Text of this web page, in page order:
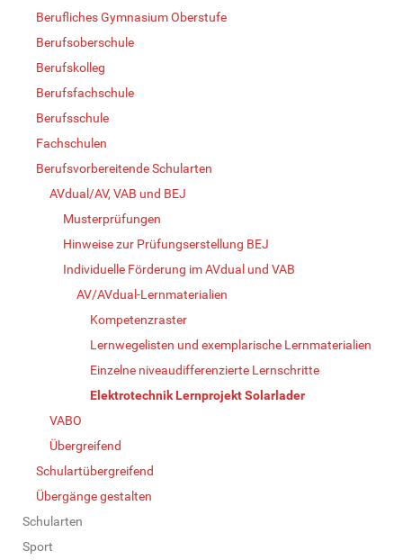
Berufliches Gymnasium Oberstufe
Berufsoberschule
Berufskolleg
Berufsfachschule
Berufsschule
Fachschulen
Berufsvorbereitende Schularten
AVdual/AV, VAB und BEJ
Musterprüfungen
Hinweise zur Prüfungserstellung BEJ
Individuelle Förderung im AVdual und VAB
AV/AVdual-Lernmaterialien
Kompetenzraster
Lernwegelisten und exemplarische Lernmaterialien
Einzelne niveaudifferenzierte Lernschritte
Elektrotechnik Lernprojekt Solarlader
VABO
Übergreifend
Schulartübergreifend
Übergänge gestalten
Schularten
Sport